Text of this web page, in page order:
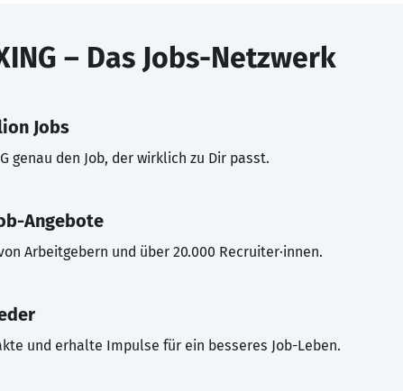
– Das Jobs-Netzwerk
Jobs
genau den Job, der wirklich zu Dir passt.
Angebote
Arbeitgebern und über 20.000 Recruiter·innen.
und erhalte Impulse für ein besseres Job-Leben.